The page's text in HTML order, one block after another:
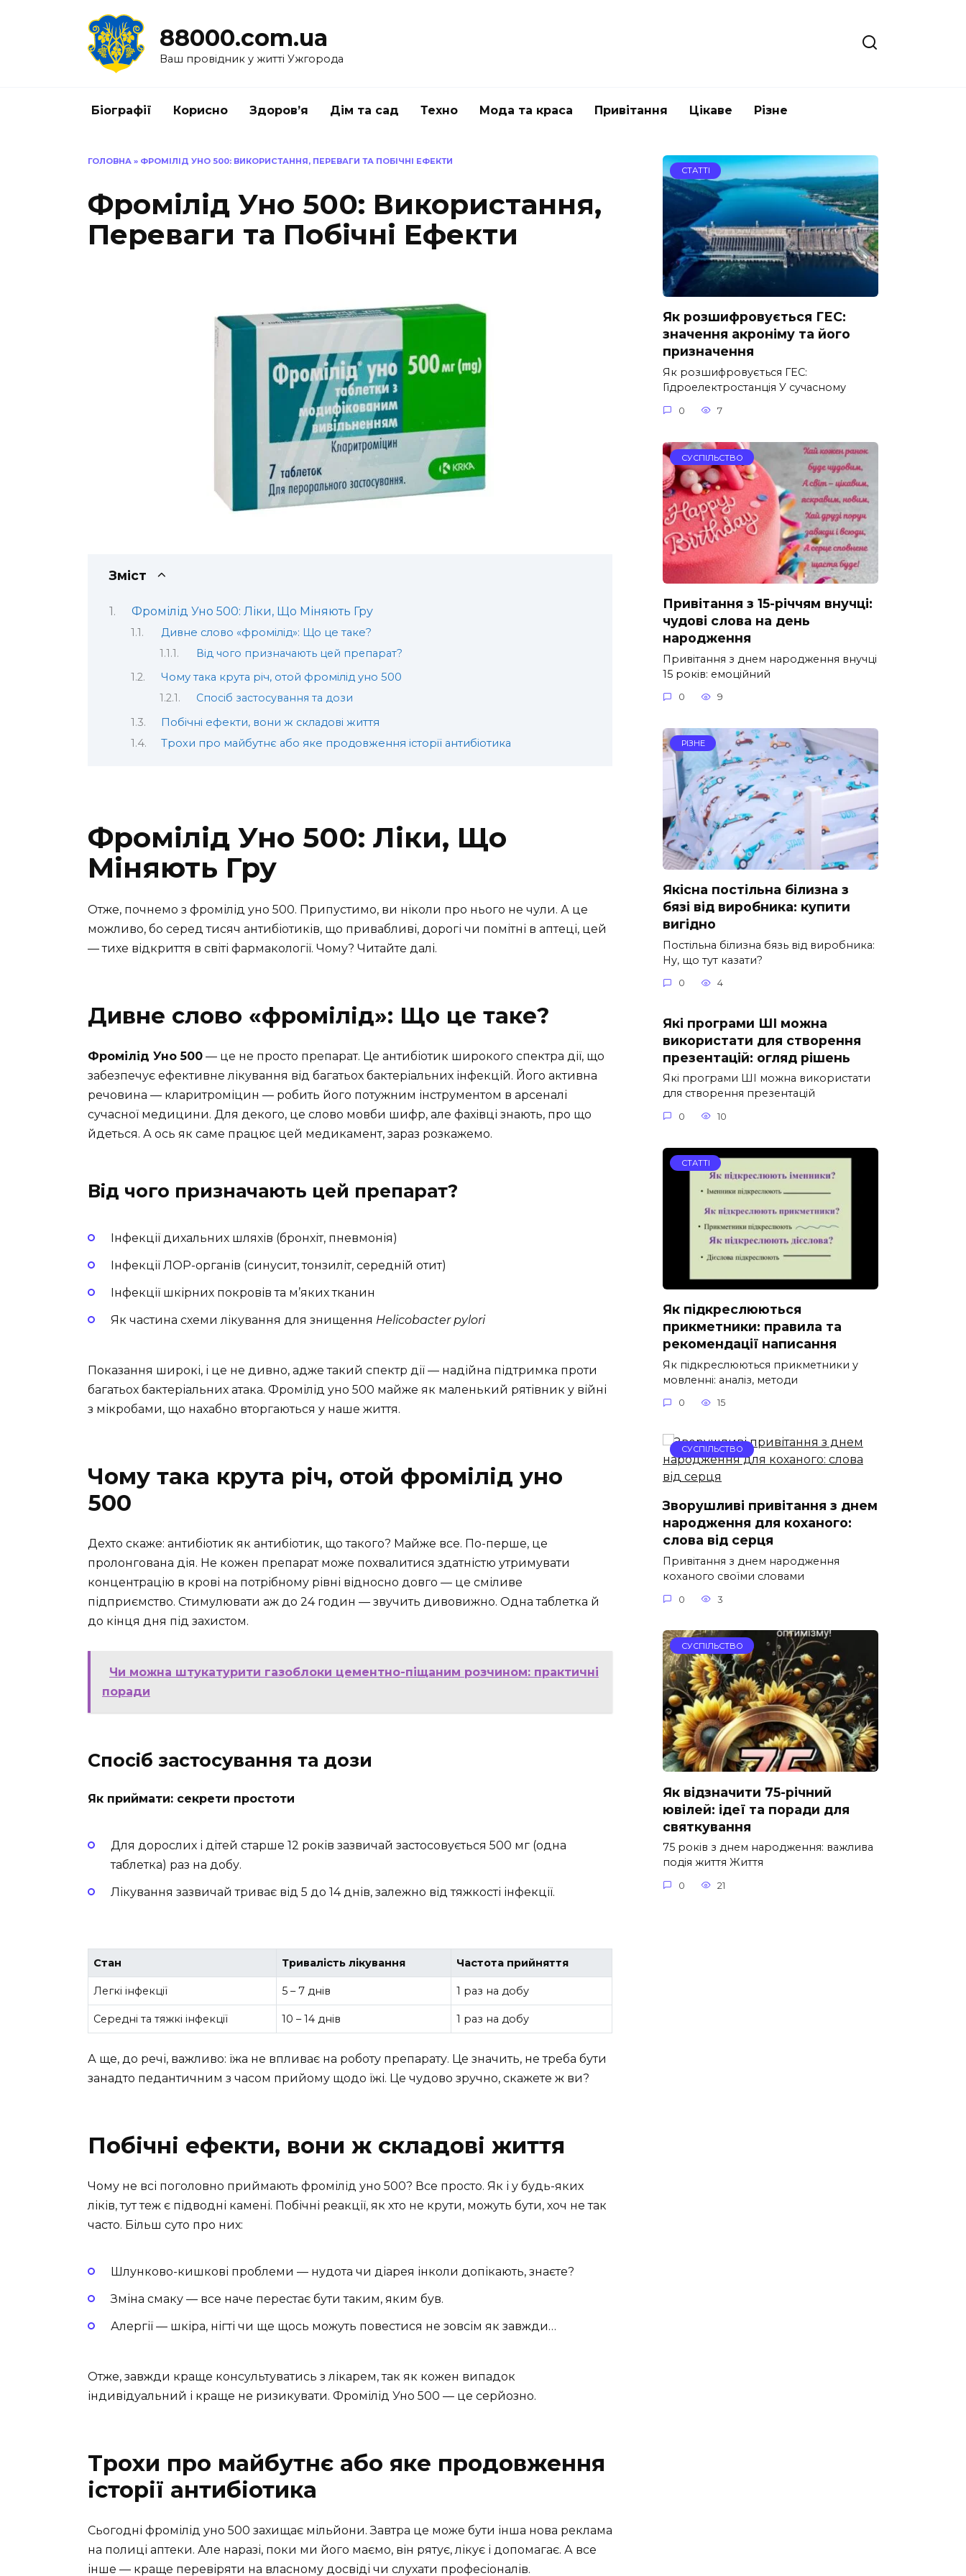
88000.com.ua
Ваш провідник у житті Ужгорода
Біографії Корисно Здоров’я Дім та сад Техно Мода та краса Привітання Цікаве Різне
ГОЛОВНА » ФРОМІЛІД УНО 500: ВИКОРИСТАННЯ, ПЕРЕВАГИ ТА ПОБІЧНІ ЕФЕКТИ
Фромілід Уно 500: Використання,
Переваги та Побічні Ефекти
Зміст
Фромілід Уно 500: Ліки, Що Міняють Гру
Дивне слово «фромілід»: Що це таке?
Від чого призначають цей препарат?
Чому така крута річ, отой фромілід уно 500
Спосіб застосування та дози
Побічні ефекти, вони ж складові життя
Трохи про майбутнє або яке продовження історії антибіотика
Фромілід Уно 500: Ліки, Що
Міняють Гру
Отже, почнемо з фромілід уно 500. Припустимо, ви ніколи про нього не чули. А це
можливо, бо серед тисяч антибіотиків, що привабливі, дорогі чи помітні в аптеці, цей
— тихе відкриття в світі фармакології. Чому? Читайте далі.
Дивне слово «фромілід»: Що це таке?
Фромілід Уно 500 — це не просто препарат. Це антибіотик широкого спектра дії, що
забезпечує ефективне лікування від багатьох бактеріальних інфекцій. Його активна
речовина — кларитроміцин — робить його потужним інструментом в арсеналі
сучасної медицини. Для декого, це слово мовби шифр, але фахівці знають, про що
йдеться. А ось як саме працює цей медикамент, зараз розкажемо.
Від чого призначають цей препарат?
Інфекції дихальних шляхів (бронхіт, пневмонія)
Інфекції ЛОР-органів (синусит, тонзиліт, середній отит)
Інфекції шкірних покровів та м’яких тканин
Як частина схеми лікування для знищення Helicobacter pylori
Показання широкі, і це не дивно, адже такий спектр дії — надійна підтримка проти
багатьох бактеріальних атака. Фромілід уно 500 майже як маленький рятівник у війні
з мікробами, що нахабно вторгаються у наше життя.
Чому така крута річ, отой фромілід уно
500
Дехто скаже: антибіотик як антибіотик, що такого? Майже все. По-перше, це
пролонгована дія. Не кожен препарат може похвалитися здатністю утримувати
концентрацію в крові на потрібному рівні відносно довго — це сміливе
підприємство. Стимулювати аж до 24 годин — звучить дивовижно. Одна таблетка й
до кінця дня під захистом.
Чи можна штукатурити газоблоки цементно-піщаним розчином: практичні
поради
Спосіб застосування та дози
Як приймати: секрети простоти
Для дорослих і дітей старше 12 років зазвичай застосовується 500 мг (одна
таблетка) раз на добу.
Лікування зазвичай триває від 5 до 14 днів, залежно від тяжкості інфекції.
Стан Тривалість лікування Частота прийняття
Легкі інфекції 5 – 7 днів 1 раз на добу
Середні та тяжкі інфекції 10 – 14 днів 1 раз на добу
А ще, до речі, важливо: їжа не впливає на роботу препарату. Це значить, не треба бути
занадто педантичним з часом прийому щодо їжі. Це чудово зручно, скажете ж ви?
Побічні ефекти, вони ж складові життя
Чому не всі поголовно приймають фромілід уно 500? Все просто. Як і у будь-яких
ліків, тут теж є підводні камені. Побічні реакції, як хто не крути, можуть бути, хоч не так
часто. Більш суто про них:
Шлунково-кишкові проблеми — нудота чи діарея інколи допікають, знаєте?
Зміна смаку — все наче перестає бути таким, яким був.
Алергії — шкіра, нігті чи ще щось можуть повестися не зовсім як завжди…
Отже, завжди краще консультуватись з лікарем, так як кожен випадок
індивідуальний і краще не ризикувати. Фромілід Уно 500 — це серйозно.
Трохи про майбутнє або яке продовження
історії антибіотика
Сьогодні фромілід уно 500 захищає мільйони. Завтра це може бути інша нова реклама
на полиці аптеки. Але наразі, поки ми його маємо, він рятує, лікує і допомагає. А все
інше — краще перевіряти на власному досвіді чи слухати професіоналів.
СТАТТІ
Як розшифровується ГЕС:
значення акроніму та його
призначення
Як розшифровується ГЕС:
Гідроелектростанція У сучасному
0 7
СУСПІЛЬСТВО
Привітання з 15-річчям внучці:
чудові слова на день
народження
Привітання з днем народження внучці
15 років: емоційний
0 9
РІЗНЕ
Якісна постільна білизна з
бязі від виробника: купити
вигідно
Постільна білизна бязь від виробника:
Ну, що тут казати?
0 4
Які програми ШІ можна
використати для створення
презентацій: огляд рішень
Які програми ШІ можна використати
для створення презентацій
0 10
СТАТТІ
Як підкреслюються
прикметники: правила та
рекомендації написання
Як підкреслюються прикметники у
мовленні: аналіз, методи
0 15
СУСПІЛЬСТВО
Зворушливі привітання з днем
народження для коханого:
слова від серця
Привітання з днем народження
коханого своїми словами
0 3
СУСПІЛЬСТВО
Як відзначити 75-річний
ювілей: ідеї та поради для
святкування
75 років з днем народження: важлива
подія життя Життя
0 21